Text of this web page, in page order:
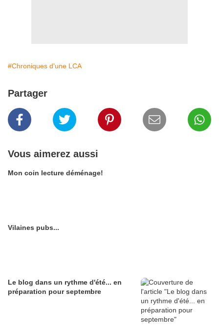
#Chroniques d'une LCA
Partager
Vous aimerez aussi
Mon coin lecture déménage!
Vilaines pubs...
Le blog dans un rythme d'été... en
préparation pour septembre